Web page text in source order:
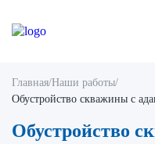
Главная/Наши работы/
Обустройство скважины с
Обустройство